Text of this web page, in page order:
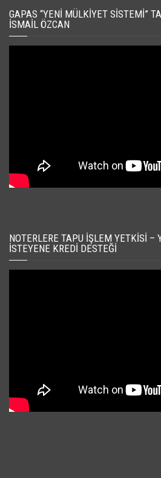
GAPAS “YENI MÜLKIYET SISTEMI”
İSMAIL ÖZCAN
NOTERLERE TAPU İŞLEM YETKISI
İSTEYENE KREDI DESTEĞI